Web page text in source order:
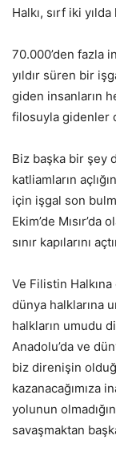
Halkı, sırf iki
70.000’den fazla
yıldır süren bir
giden insanların
filosuyla gidenler
Biz başka bir şey
katliamların
için işgal son
Ekim’de Mısır’da
sınır kapılarını
Ve Filistin
dünya halklarına
halkların umudu
Anadolu’da ve
biz direnişin
kazanacağımıza
yolunun
savaşmaktan